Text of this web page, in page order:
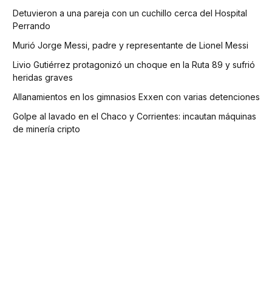
Detuvieron a una pareja con un cuchillo cerca del Hospital
Perrando
Murió Jorge Messi, padre y representante de Lionel Messi
Livio Gutiérrez protagonizó un choque en la Ruta 89 y sufrió
heridas graves
Allanamientos en los gimnasios Exxen con varias detenciones
Golpe al lavado en el Chaco y Corrientes: incautan máquinas
de minería cripto